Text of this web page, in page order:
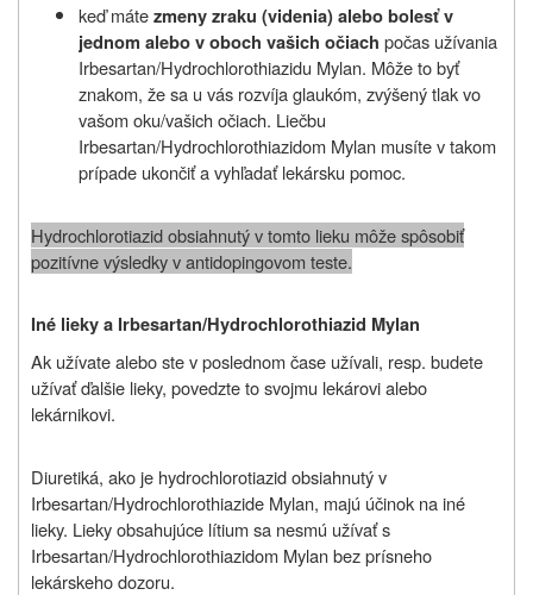
keď mátezmeny zraku (videnia) alebo bolesť v
jednom alebo v oboch vašich očiach počas užívania
Irbesartan/Hydrochlorothiazidu Mylan. Môže to byť
znakom, že sa u vás rozvíja glaukóm, zvýšený tlak vo
vašom oku/vašich očiach. Liečbu
Irbesartan/Hydrochlorothiazidom Mylan musíte v takom
prípade ukončiť a vyhľadať lekársku pomoc.
Hydrochlorotiazid obsiahnutý v tomto lieku môže spôsobiť
pozitívne výsledky v antidopingovom teste.
Iné lieky a Irbesartan/Hydrochlorothiazid Mylan
Ak užívate alebo ste v poslednom čase užívali, resp. budete
užívať ďalšie lieky, povedzte to svojmu lekárovi alebo
lekárnikovi.
Diuretiká, ako je hydrochlorotiazid obsiahnutý v
Irbesartan/Hydrochlorothiazide Mylan, majú účinok na iné
lieky. Lieky obsahujúce lítium sa nesmú užívať s
Irbesartan/Hydrochlorothiazidom Mylan bez prísneho
lekárskeho dozoru.